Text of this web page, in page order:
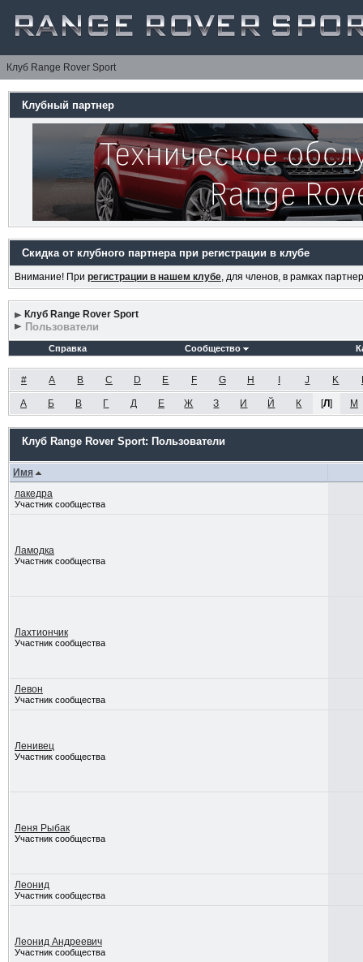
Клуб Range Rover Sport
Клубный партнер
Скидка от клубного партнера при регистрации в клубе
Внимание! При регистрации в нашем клубе, для членов, в рамках
Клуб Range Rover Sport
Пользователи
Справка Сообщество
# A B C D E F G H J K
А Б В Г Д Е Ж З И Й К [Л] М
Клуб Range Rover Sport: Пользователи
Имя
лакедра
Участник сообщества
Ламодка
Участник сообщества
Лахтиончик
Участник сообщества
Левон
Участник сообщества
Ленивец
Участник сообщества
Леня Рыбак
Участник сообщества
Леонид
Участник сообщества
Леонид Андреевич
Участник сообщества